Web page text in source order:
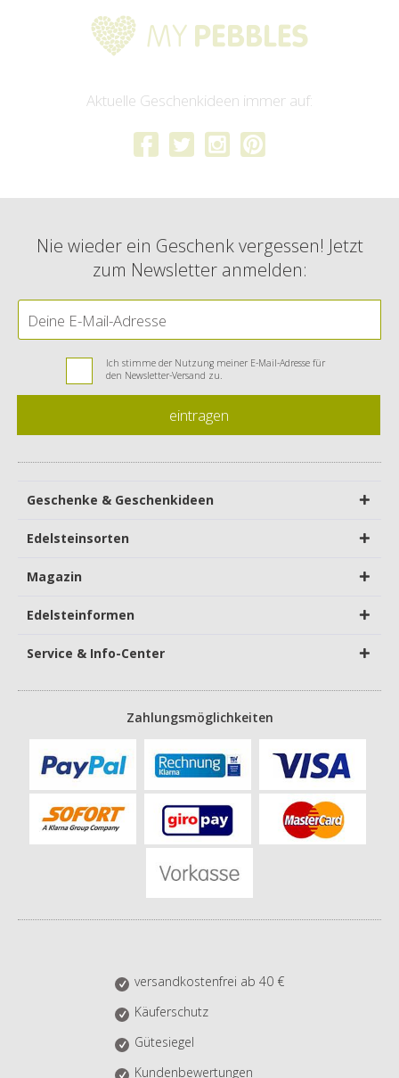
Aktuelle Geschenkideen immer auf:
Nie wieder ein Geschenk vergessen! Jetzt
zum Newsletter anmelden:
Ich stimme der Nutzung meiner E-Mail-Adresse für
den Newsletter-Versand zu.
eintragen
Geschenke & Geschenkideen
Edelsteinsorten
Magazin
Edelsteinformen
Service & Info-Center
Zahlungsmöglichkeiten
versandkostenfrei ab 40 €
Käuferschutz
Gütesiegel
Kundenbewertungen